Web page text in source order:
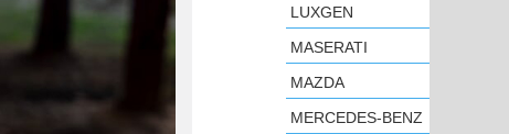
LUXGEN
MASERATI
MAZDA
MERCEDES-BENZ